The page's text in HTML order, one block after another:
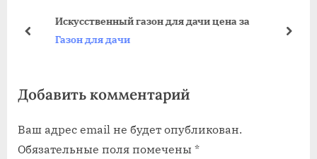
щ
з
п
и
з
п
и
Искусственный газон для дачи цена за
Газон для дачи
пред
Добавить комментарий
Ваш адрес email не будет опубликован.
Обязательные поля помечены *